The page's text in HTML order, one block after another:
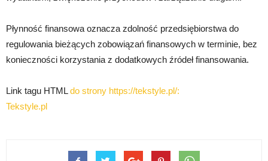
Płynność finansowa oznacza zdolność przedsiębiorstwa do
regulowania bieżących zobowiązań finansowych w terminie, bez
konieczności korzystania z dodatkowych źródeł finansowania.
Link tagu HTMLdo strony https://tekstyle.pl/:
Tekstyle.pl